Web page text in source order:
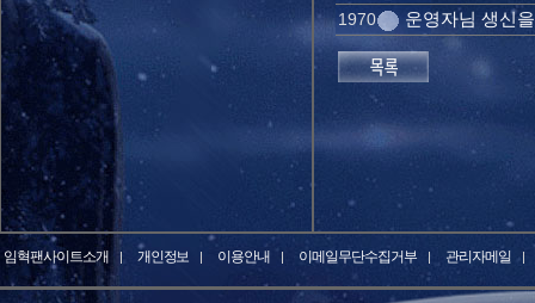
1970 운영자님 생신
임혁팬사이트소개 개인정보 이용안내 이메일무단수집거부 관리자메일